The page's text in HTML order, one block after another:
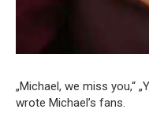
„Michael, we miss you,“
wrote Michael’s fans.